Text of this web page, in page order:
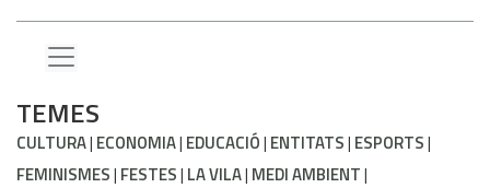
TEMES
CULTURA ECONOMIA EDUCACIÓ ENTITATS ESPORTS
FEMINISMES FESTES LA VILA MEDI AMBIENT